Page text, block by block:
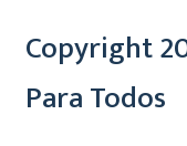
Copyright
Para Todos